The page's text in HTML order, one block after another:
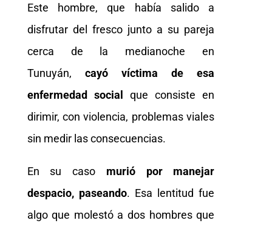
Este hombre, que había salido a
disfrutar del fresco junto a su pareja
cerca de la medianoche en
Tunuyán, cayó víctima de esa
enfermedad social que consiste en
dirimir, con violencia, problemas viales
sin medir las consecuencias.
En su caso murió por manejar
despacio, paseando. Esa lentitud fue
algo que molestó a dos hombres que